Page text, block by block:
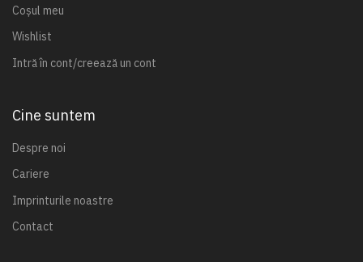
Coșul meu
Wishlist
Intră în cont/creează un cont
Cine suntem
Despre noi
Cariere
Imprinturile noastre
Contact